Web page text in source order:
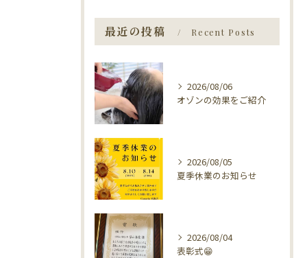
最近の投稿 Recent Posts
2026/08/06
オゾンの効果をご紹介
2026/08/05
夏季休業のお知らせ
2026/08/04
表彰式😁